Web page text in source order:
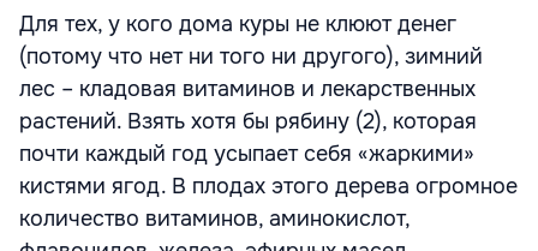
Для тех, у кого дома куры не клюют денег
(потому что нет ни того ни другого), зимний
лес – кладовая витаминов и лекарственных
растений. Взять хотя бы рябину (2), которая
почти каждый год усыпает себя «жаркими»
кистями ягод. В плодах этого дерева огромное
количество витаминов, аминокислот,